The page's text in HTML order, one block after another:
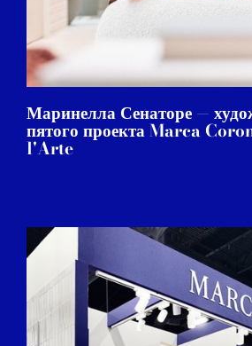
Маринелла Сенаторе —
пятого проекта Marca
l'Arte